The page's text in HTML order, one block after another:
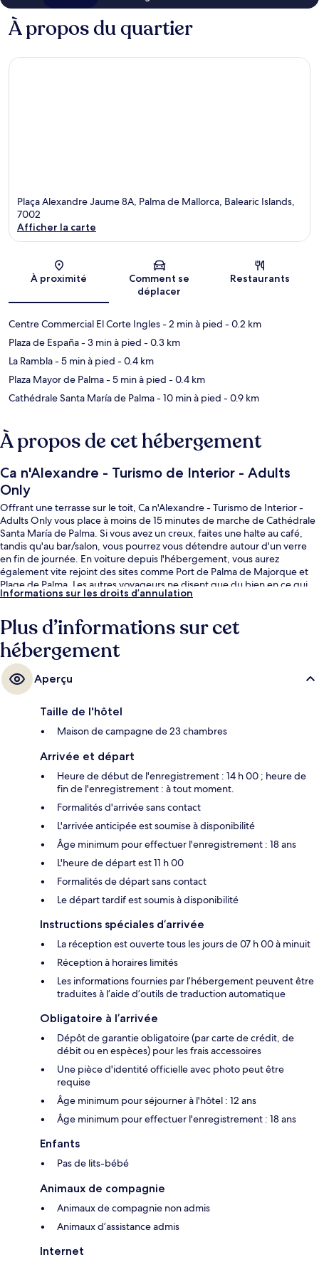
À propos du quartier
Plaça Alexandre Jaume 8A, Palma de Mallorca, Balearic Islands,
7002
Afficher la carte
À proximité
Comment se
déplacer
Restaurants
Centre Commercial El Corte Ingles- 2 min à pied - 0.2 km
Plaza de España- 3 min à pied - 0.3 km
La Rambla- 5 min à pied - 0.4 km
Plaza Mayor de Palma- 5 min à pied - 0.4 km
Cathédrale Santa María de Palma- 10 min à pied - 0.9 km
À propos de cet hébergement
Ca n'Alexandre - Turismo de Interior - Adults
Only
Offrant une terrasse sur le toit, Ca n'Alexandre - Turismo de Interior -
Adults Only vous place à moins de 15 minutes de marche de Cathédrale
Santa María de Palma. Si vous avez un creux, faites une halte au café,
tandis qu'au bar/salon, vous pourrez vous détendre autour d'un verre
en fin de journée. En voiture depuis l'hébergement, vous aurez
également vite rejoint des sites comme Port de Palma de Majorque et
Plage de Palma. Les autres voyageurs ne disent que du bien en ce qui
concerne le personnel attentionné. Les transports publics se situent à
España est à 6 min et Station de métro Jacint Verdaguer, à 14 min.
Informations sur les droits d’annulation
Plus d’informations sur cet
hébergement
Aperçu
Taille de l'hôtel
Maison de campagne de 23 chambres
Arrivée et départ
Heure de début de l'enregistrement : 14 h 00 ; heure de
fin de l'enregistrement : à tout moment.
Formalités d'arrivée sans contact
L'arrivée anticipée est soumise à disponibilité
Âge minimum pour effectuer l'enregistrement : 18 ans
L'heure de départ est 11 h 00
Formalités de départ sans contact
Le départ tardif est soumis à disponibilité
Instructions spéciales d’arrivée
La réception est ouverte tous les jours de 07 h 00 à minuit
Réception à horaires limités
Les informations fournies par l’hébergement peuvent être
traduites à l’aide d’outils de traduction automatique
Obligatoire à l’arrivée
Dépôt de garantie obligatoire (par carte de crédit, de
débit ou en espèces) pour les frais accessoires
Une pièce d'identité officielle avec photo peut être
requise
Âge minimum pour séjourner à l'hôtel : 12 ans
Âge minimum pour effectuer l'enregistrement : 18 ans
Enfants
Pas de lits-bébé
Animaux de compagnie
Animaux de compagnie non admis
Animaux d’assistance admis
Internet